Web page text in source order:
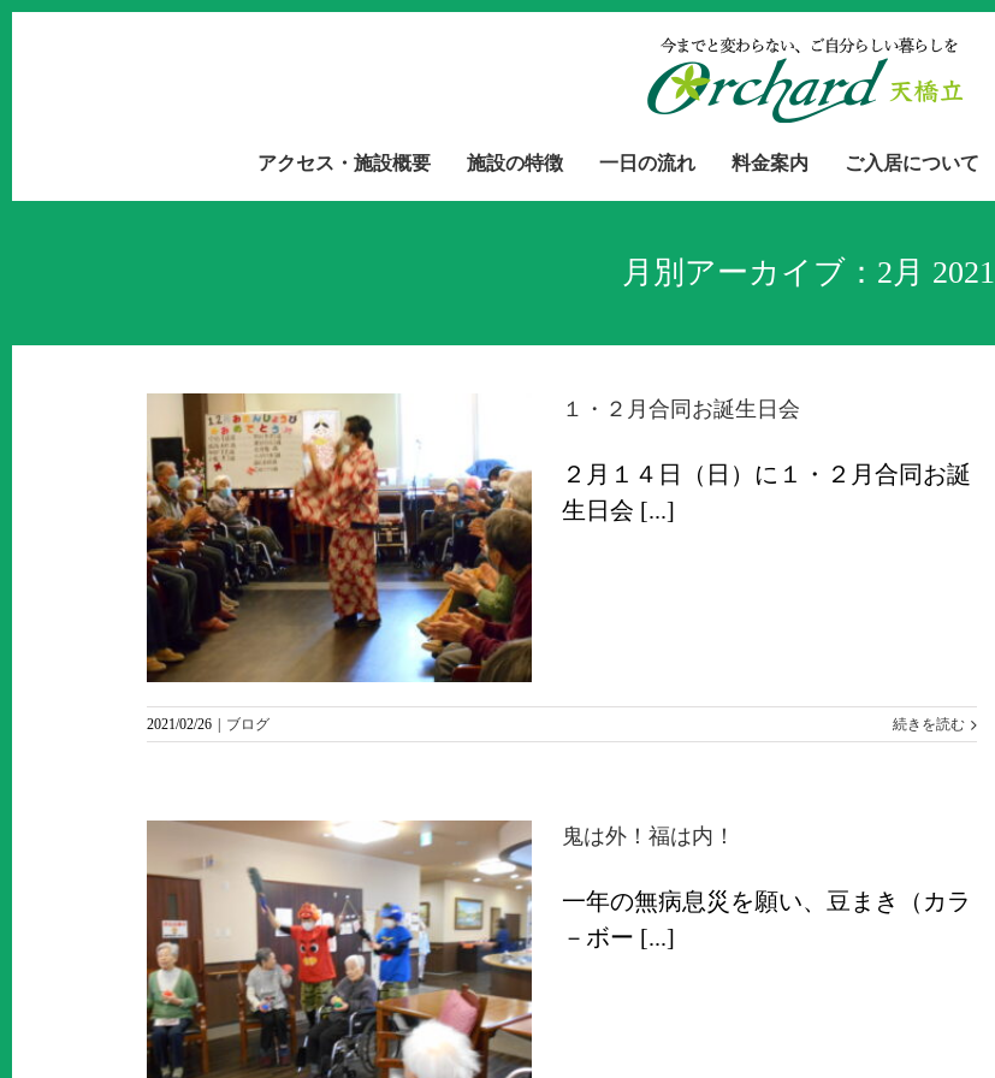
アクセス・施設概要 施設の特徴 一日の流れ 料金案内 ご入居について
月別アーカイブ： 2月 2021
１・２月合同お誕生日会
２月１４日（日）に１・２月合同お誕
生日会 [...]
2021/02/26 ブログ 続きを読む
鬼は外！福は内！
一年の無病息災を願い、豆まき（カラ
－ボー [...]